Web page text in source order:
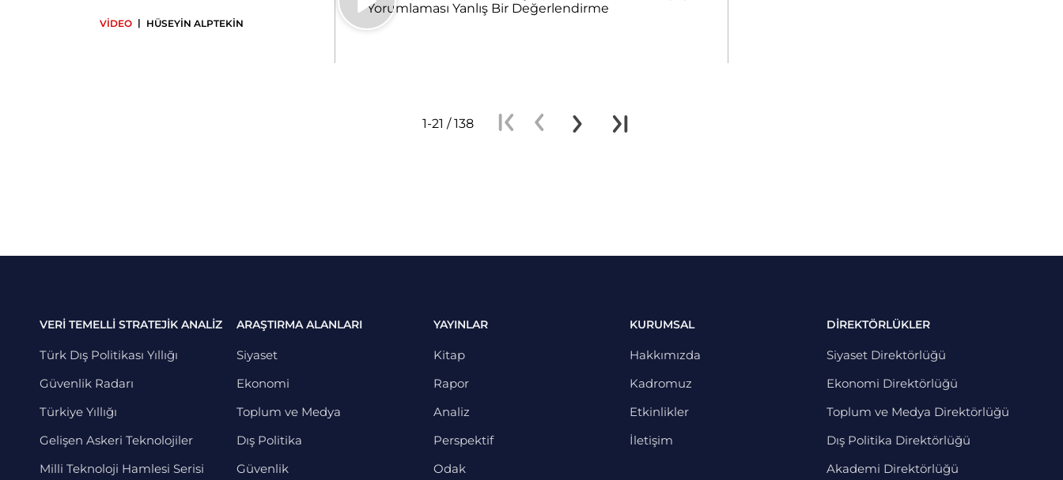
VİDEO | HÜSEYİN ALPTEKİN
1-21 / 138
VERİ TEMELLİ STRATEJİK ANALİZ
Türk Dış Politikası Yıllığı
Güvenlik Radarı
Türkiye Yıllığı
Gelişen Askeri Teknolojiler
Milli Teknoloji Hamlesi Serisi
ARAŞTIRMA ALANLARI
Siyaset
Ekonomi
Toplum ve Medya
Dış Politika
Güvenlik
YAYINLAR
Kitap
Rapor
Analiz
Perspektif
Odak
KURUMSAL
Hakkımızda
Kadromuz
Etkinlikler
İletişim
DİREKTÖRLÜKLER
Siyaset Direktörlüğü
Ekonomi Direktörlüğü
Toplum ve Medya Direktörlüğü
Dış Politika Direktörlüğü
Akademi Direktörlüğü